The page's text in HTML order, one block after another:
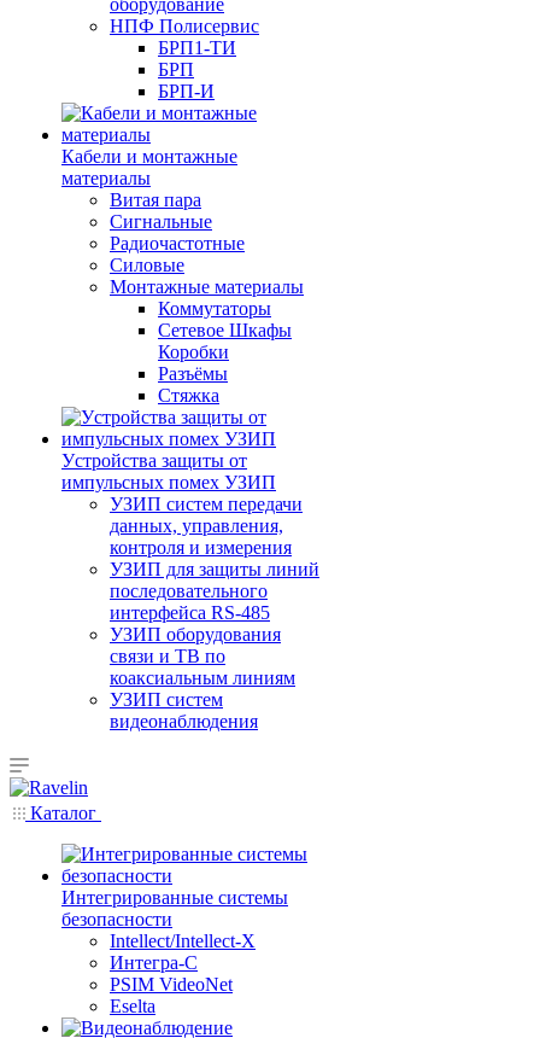
оборудование
НПФ Полисервис
БРП1-ТИ
БРП
БРП-И
Кабели и монтажные
материалы
Витая пара
Сигнальные
Радиочастотные
Силовые
Монтажные материалы
Коммутаторы
Сетевое Шкафы
Коробки
Разъёмы
Стяжка
Уcтройства защиты от
импульсных помех УЗИП
УЗИП систем передачи
данных, управления,
контроля и измерения
УЗИП для защиты линий
последовательного
интерфейса RS-485
УЗИП оборудования
связи и ТВ по
коаксиальным линиям
УЗИП систем
видеонаблюдения
Каталог
Интегрированные системы
безопасности
Intellect/Intellect-X
Интегра-С
PSIM VideoNet
Eselta